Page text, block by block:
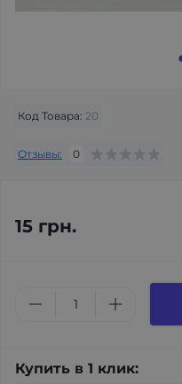
Код Товара: 20
Отзывы: 0
15 грн.
Купить в 1 клик: